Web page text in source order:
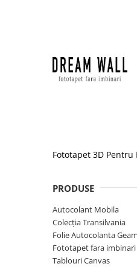
Fototapet 3D
Pentru copii
Fototapet 3D
PRODUSE
Autocolant Mobila
Colecția Transilvania
Folie Autocolanta Geam
Fototapet fara imbinari
Tablouri Canvas